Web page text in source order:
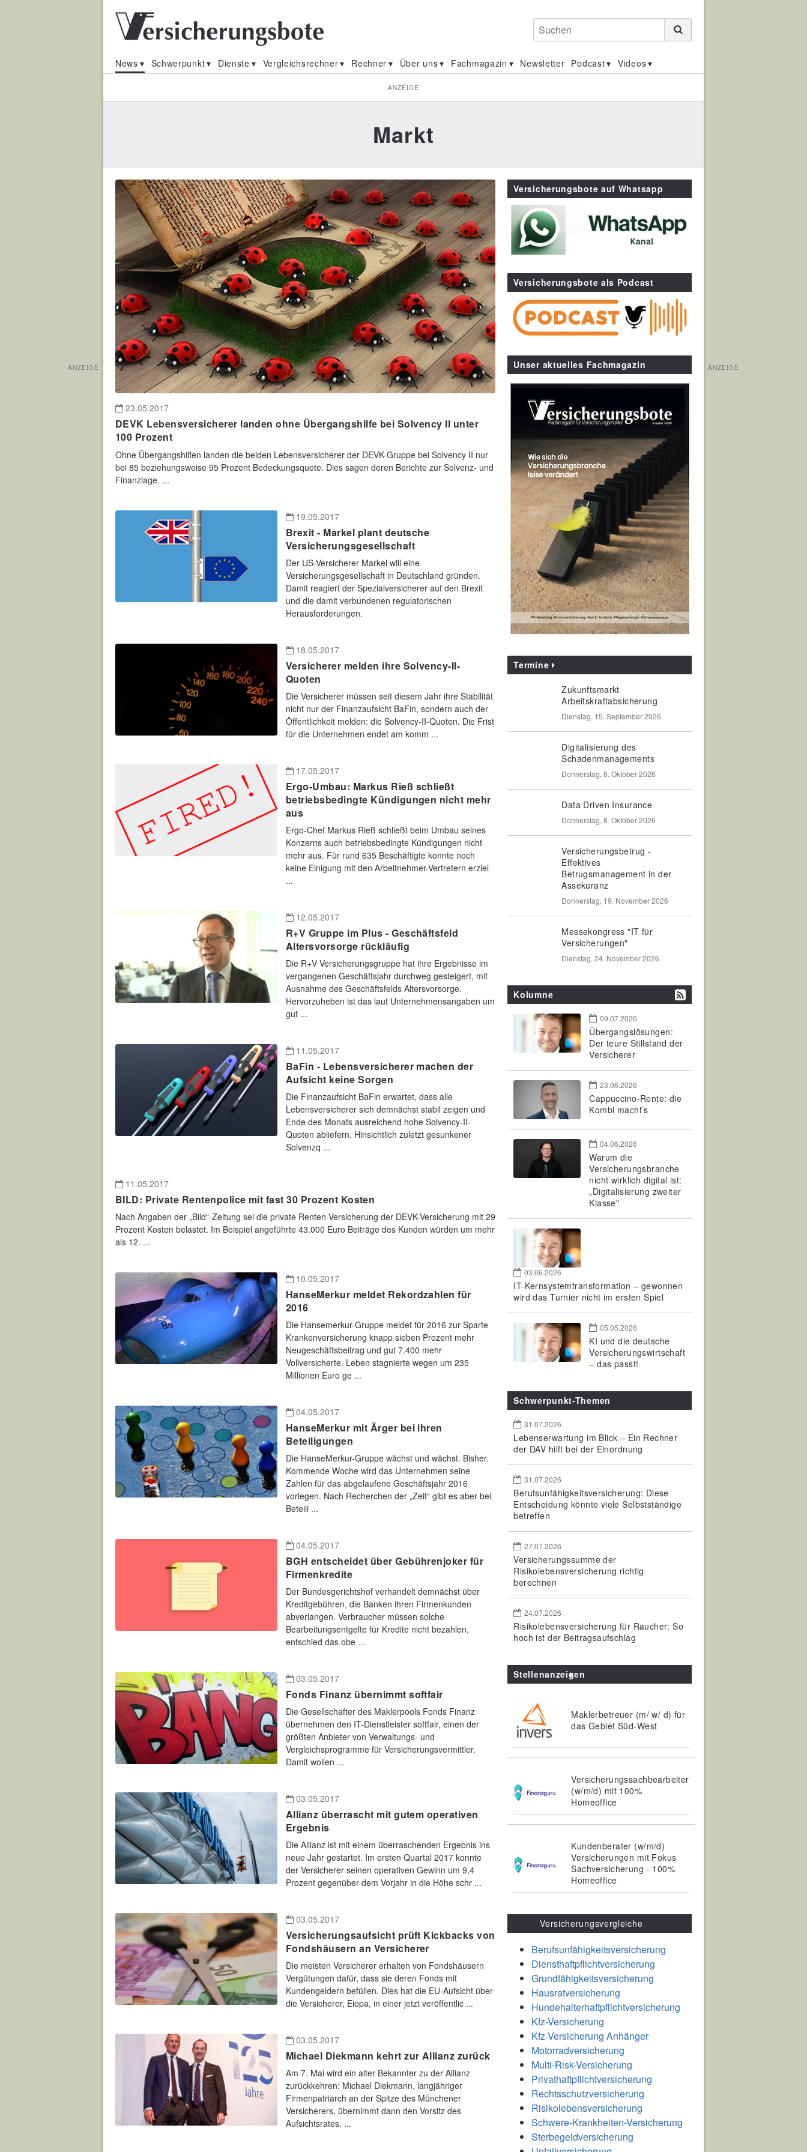
Suchen
News Schwerpunkt Dienste Vergleichsrechner Rechner Über uns Fachmagazin Newsletter Podcast Videos
ANZEIGE
Markt
23.05.2017
DEVK Lebensversicherer landen ohne Übergangshilfe bei Solvency II unter
100 Prozent
Ohne Übergangshilfen landen die beiden Lebensversicherer der DEVK-Gruppe bei Solvency II nur
bei 85 beziehungsweise 95 Prozent Bedeckungsquote. Dies sagen deren Berichte zur Solvenz- und
Finanzlage. ...
19.05.2017
Brexit - Markel plant deutsche
Versicherungsgesellschaft
Der US-Versicherer Markel will eine
Versicherungsgesellschaft in Deutschland gründen.
Damit reagiert der Spezialversicherer auf den Brexit
und die damit verbundenen regulatorischen
Herausforderungen.
18.05.2017
Versicherer melden ihre Solvency-II-
Quoten
Die Versicherer müssen seit diesem Jahr ihre Stabilität
nicht nur der Finanzaufsicht BaFin, sondern auch der
Öffentlichkeit melden: die Solvency-II-Quoten. Die Frist
für die Unternehmen endet am komm ...
17.05.2017
Ergo-Umbau: Markus Rieß schließt
betriebsbedingte Kündigungen nicht mehr
aus
Ergo-Chef Markus Rieß schließt beim Umbau seines
Konzerns auch betriebsbedingte Kündigungen nicht
mehr aus. Für rund 635 Beschäftigte konnte noch
keine Einigung mit den Arbeitnehmer-Vertretern erziel
...
12.05.2017
R+V Gruppe im Plus - Geschäftsfeld
Altersvorsorge rückläufig
Die R+V Versicherungsgruppe hat ihre Ergebnisse im
vergangenen Geschäftsjahr durchweg gesteigert, mit
Ausnahme des Geschäftsfelds Altersvorsorge.
Hervorzuheben ist das laut Unternehmensangaben um
gut ...
11.05.2017
BaFin - Lebensversicherer machen der
Aufsicht keine Sorgen
Die Finanzaufsicht BaFin erwartet, dass alle
Lebensversicherer sich demnächst stabil zeigen und
Ende des Monats ausreichend hohe Solvency-II-
Quoten abliefern. Hinsichtlich zuletzt gesunkener
Solvenzq ...
11.05.2017
BILD: Private Rentenpolice mit fast 30 Prozent Kosten
Nach Angaben der „Bild“-Zeitung sei die private Renten-Versicherung der DEVK-Versicherung mit 29
Prozent Kosten belastet. Im Beispiel angeführte 43.000 Euro Beiträge des Kunden würden um mehr
als 12. ...
10.05.2017
HanseMerkur meldet Rekordzahlen für
2016
Die Hansemerkur-Gruppe meldet für 2016 zur Sparte
Krankenversicherung knapp sieben Prozent mehr
Neugeschäftsbeitrag und gut 7.400 mehr
Vollversicherte. Leben stagnierte wegen um 235
Millionen Euro ge ...
04.05.2017
HanseMerkur mit Ärger bei ihren
Beteiligungen
Die HanseMerkur-Gruppe wächst und wächst. Bisher.
Kommende Woche wird das Unternehmen seine
Zahlen für das abgelaufene Geschäftsjahr 2016
vorlegen. Nach Recherchen der „Zeit“ gibt es aber bei
Beteili ...
04.05.2017
BGH entscheidet über Gebührenjoker für
Firmenkredite
Der Bundesgerichtshof verhandelt demnächst über
Kreditgebühren, die Banken ihren Firmenkunden
abverlangen. Verbraucher müssen solche
Bearbeitungsentgelte für Kredite nicht bezahlen,
entschied das obe ...
03.05.2017
Fonds Finanz übernimmt softfair
Die Gesellschafter des Maklerpools Fonds Finanz
übernehmen den IT-Dienstleister softfair, einen der
größten Anbieter von Verwaltungs- und
Vergleichsprogramme für Versicherungsvermittler.
Damit wollen ...
03.05.2017
Allianz überrascht mit gutem operativen
Ergebnis
Die Allianz ist mit einem überraschenden Ergebnis ins
neue Jahr gestartet. Im ersten Quartal 2017 konnte
der Versicherer seinen operativen Gewinn um 9,4
Prozent gegenüber dem Vorjahr in die Höhe schr ...
03.05.2017
Versicherungsaufsicht prüft Kickbacks von
Fondshäusern an Versicherer
Die meisten Versicherer erhalten von Fondshäusern
Vergütungen dafür, dass sie deren Fonds mit
Kundengeldern befüllen. Dies hat die EU-Aufsicht über
die Versicherer, Eiopa, in einer jetzt veröffentlic ...
03.05.2017
Michael Diekmann kehrt zur Allianz zurück
Am 7. Mai wird ein alter Bekannter zu der Allianz
zurückkehren: Michael Diekmann, langjähriger
Firmenpatriarch an der Spitze des Münchener
Versicherers, übernimmt dann den Vorsitz des
Aufsichtsrates. ...
Versicherungsbote auf Whatsapp
Versicherungsbote als Podcast
Unser aktuelles Fachmagazin
Termine
Zukunftsmarkt
Arbeitskraftabsicherung
Dienstag, 15. September 2026
Digitalisierung des
Schadenmanagements
Donnerstag, 8. Oktober 2026
Data Driven Insurance
Donnerstag, 8. Oktober 2026
Versicherungsbetrug -
Effektives
Betrugsmanagement in der
Assekuranz
Donnerstag, 19. November 2026
Messekongress "IT für
Versicherungen"
Dienstag, 24. November 2026
Kolumne
09.07.2026
Übergangslösungen:
Der teure Stillstand der
Versicherer
23.06.2026
Cappuccino-Rente: die
Kombi macht’s
04.06.2026
Warum die
Versicherungsbranche
nicht wirklich digital ist:
„Digitalisierung zweiter
Klasse"
03.06.2026
IT-Kernsystemtransformation – gewonnen
wird das Turnier nicht im ersten Spiel
05.05.2026
KI und die deutsche
Versicherungswirtschaft
– das passt!
Schwerpunkt-Themen
31.07.2026
Lebenserwartung im Blick – Ein Rechner
der DAV hilft bei der Einordnung
31.07.2026
Berufsunfähigkeitsversicherung: Diese
Entscheidung könnte viele Selbstständige
betreffen
27.07.2026
Versicherungssumme der
Risikolebensversicherung richtig
berechnen
24.07.2026
Risikolebensversicherung für Raucher: So
hoch ist der Beitragsaufschlag
Stellenanzeigen
Maklerbetreuer (m/ w/ d) für
das Gebiet Süd-West
Versicherungssachbearbeiter
(w/m/d) mit 100%
Homeoffice
Kundenberater (w/m/d)
Versicherungen mit Fokus
Sachversicherung - 100%
Homeoffice
Versicherungsvergleiche
Berufsunfähigkeitsversicherung
Diensthaftpflichtversicherung
Grundfähigkeitsversicherung
Hausratversicherung
Hundehalterhaftpflichtversicherung
Kfz-Versicherung
Kfz-Versicherung Anhänger
Motorradversicherung
Multi-Risk-Versicherung
Privathaftpflichtversicherung
Rechtsschutzversicherung
Risikolebensversicherung
Schwere-Krankheiten-Versicherung
Sterbegeldversicherung
ANZEIGE ANZEIGE